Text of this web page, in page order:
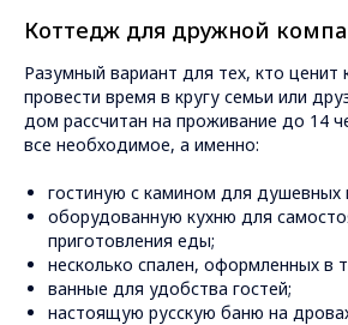
Коттедж для дружной
Разумный вариант для тех, кто ценит
провести время в кругу семьи или
дом рассчитан на проживание до 14
все необходимое, а именно:
гостиную с камином для душевных
оборудованную кухню для
приготовления еды;
несколько спален, оформленных в
ванные для удобства гостей;
настоящую русскую баню на